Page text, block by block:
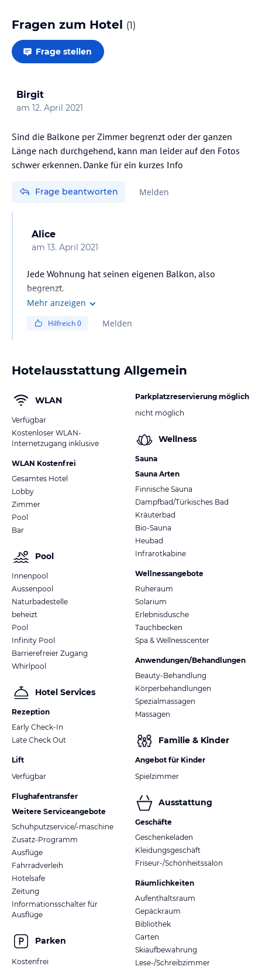
Fragen zum Hotel (1)
Frage stellen
Birgit
am 12. April 2021
Sind die Balkone per Zimmer begrenzt oder der ganzen
Länge nach durchgehend, kann man leider auf den Fotos
schwer erkennen. Danke für ein kurzes Info
Frage beantworten Melden
Alice
am 13. April 2021
Jede Wohnung hat seinen eigenen Balkon, also
begrenzt.
Mehr anzeigen
Hilfreich0 Melden
Hotelausstattung Allgemein
WLAN
Verfügbar
Kostenloser WLAN-
Internetzugang inklusive
WLAN Kostenfrei
Gesamtes Hotel
Lobby
Zimmer
Pool
Bar
Pool
Innenpool
Aussenpool
Naturbadestelle
beheizt
Pool
Infinity Pool
Barrierefreier Zugang
Whirlpool
Hotel Services
Rezeption
Early Check-In
Late Check Out
Lift
Verfügbar
Flughafentransfer
Weitere Serviceangebote
Schuhputzservice/-maschine
Zusatz-Programm
Ausflüge
Fahrradverleih
Hotelsafe
Zeitung
Informationsschalter für
Ausflüge
Parken
Kostenfrei
Parkplatzreservierung möglich
nicht möglich
Wellness
Sauna
Sauna Arten
Finnische Sauna
Dampfbad/Türkisches Bad
Kräuterbad
Bio-Sauna
Heubad
Infrarotkabine
Wellnessangebote
Ruheraum
Solarium
Erlebnisdusche
Tauchbecken
Spa & Wellnesscenter
Anwendungen/Behandlungen
Beauty-Behandlung
Körperbehandlungen
Spezialmassagen
Massagen
Familie & Kinder
Angebot für Kinder
Spielzimmer
Ausstattung
Geschäfte
Geschenkeladen
Kleidungsgeschäft
Friseur-/Schönheitssalon
Räumlichkeiten
Aufenthaltsraum
Gepäckraum
Bibliothek
Garten
Skiaufbewahrung
Lese-/Schreibzimmer